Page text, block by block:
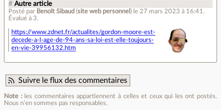
# Autre article
Posté par Benoît Sibaud (site web personnel ) le 27 mars 2023 à 16:41 .
Évalué à 3.
https://www.zdnet.fr/actualites/gordon-moore-est-
decede-a-l-age-de-94-ans-sa-loi-est-elle-toujours-
en-vie-39956132.htm
Suivre le flux des commentaires
Note :les commentaires appartiennent à celles et ceux qui les ont postés.
Nous n’en sommes pas responsables.